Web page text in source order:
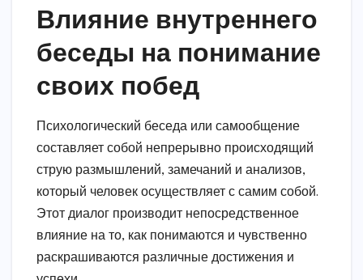
Влияние внутреннего
беседы на понимание
своих побед
Психологический беседа или самообщение
составляет собой непрерывно происходящий
струю размышлений, замечаний и анализов,
который человек осуществляет с самим собой.
Этот диалог производит непосредственное
влияние на то, как понимаются и чувственно
раскрашиваются различные достижения и